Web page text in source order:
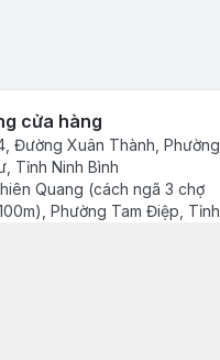
cửa hàng
Đường Xuân Thành, Phường
Tỉnh Ninh Bình
Quang (cách ngã 3 chợ
Phường Tam Điệp, Tỉnh